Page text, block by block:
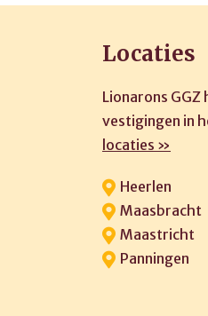
Locaties
Lionarons
vestigingen in
locaties »
Heerlen
Maasbracht
Maastricht
Panningen